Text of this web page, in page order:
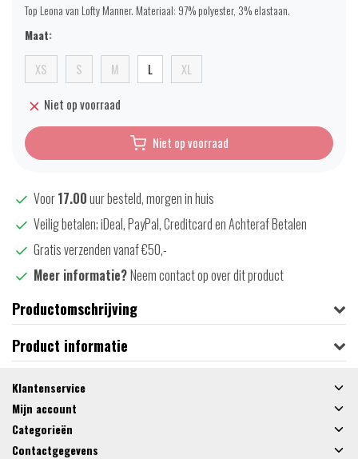
Top Leona van Lofty Manner. Materiaal: 97% polyester, 3% elastaan.
Maat:
XS S M L XL
Niet op voorraad
Niet op voorraad
Voor17.00uur besteld, morgen in huis
Veilig betalen; iDeal, PayPal, Creditcard en Achteraf Betalen
Gratis verzenden vanaf €50,-
Meer informatie?Neem contact op over dit product
Productomschrijving
Product informatie
Klantenservice
Mijn account
Categorieën
Contactgegevens